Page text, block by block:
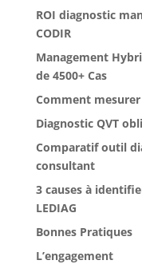
ROI diagnostic
CODIR
Management
de 4500+ Cas
Comment
Diagnostic QVT
Comparatif outil
consultant
3 causes à
LEDIAG
Bonnes Pratiques
L’engagement